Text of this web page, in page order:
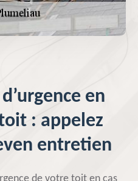
en
: appelez
entretien